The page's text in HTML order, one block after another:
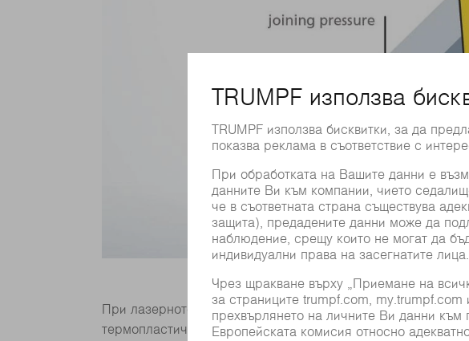
При лазерното заваряване на пластмаси с помощта на
термопластични пластмаси: лазерът прониква през